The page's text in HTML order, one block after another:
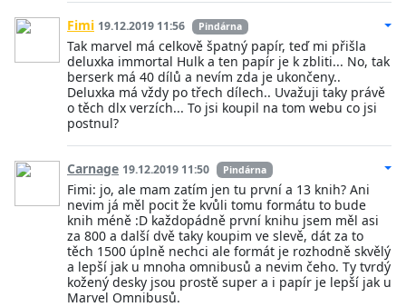
Fimi 19.12.2019 11:56 Pindárna
Tak marvel má celkově špatný papír, teď mi přišla
deluxka immortal Hulk a ten papír je k zbliti... No, tak
berserk má 40 dílů a nevím zda je ukončeny..
Deluxka má vždy po třech dílech.. Uvažuji taky právě
o těch dlx verzích... To jsi koupil na tom webu co jsi
postnul?
Carnage 19.12.2019 11:50 Pindárna
Fimi: jo, ale mam zatím jen tu první a 13 knih? Ani
nevim já měl pocit že kvůli tomu formátu to bude
knih méně :D každopádně první knihu jsem měl asi
za 800 a další dvě taky koupim ve slevě, dát za to
těch 1500 úplně nechci ale formát je rozhodně skvělý
a lepší jak u mnoha omnibusů a nevim čeho. Ty tvrdý
kožený desky jsou prostě super a i papír je lepší jak u
Marvel Omnibusů.